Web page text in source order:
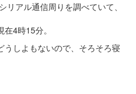
アル通信周りを調べていて、
4時15分。
うしよもないので、そろそろ寝